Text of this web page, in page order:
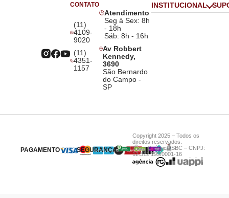
CONTATO
(11)
4109-
9020
(11)
4351-
1157
Atendimento
Seg à Sex: 8h
- 18h
Sáb: 8h - 16h
Av Robbert
Kennedy,
3690
São Bernardo
do Campo -
SP
INSTITUCIONAL
PAGAMENTO SEGURANÇA
Copyright 2025 – Todos os
direitos reservados.
Casa Cirúrgica SBC – CNPJ:
12.512.199/0001-16